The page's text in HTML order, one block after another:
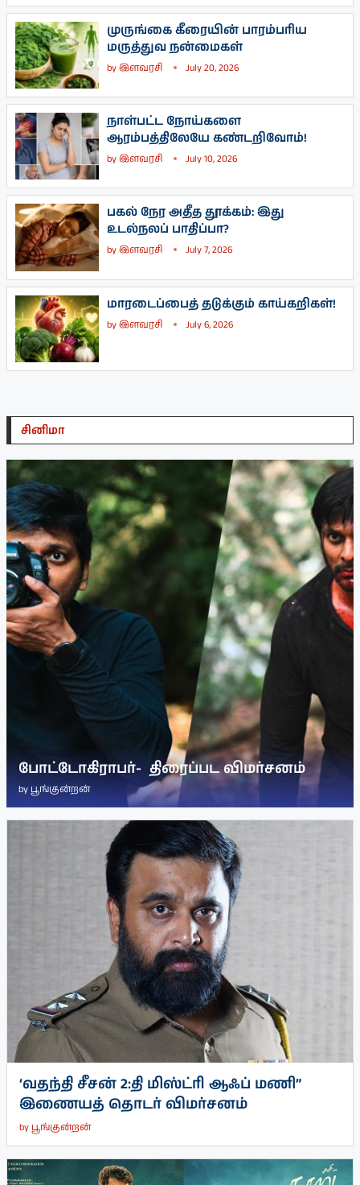
முருங்கை கீரையின் பாரம்பரிய
மருத்துவ நன்மைகள்
byஇளவரசி July 20, 2026
நாள்பட்ட நோய்களை
ஆரம்பத்திலேயே கண்டறிவோம்!
byஇளவரசி July 10, 2026
பகல் நேர அதீத தூக்கம்: இது
உடல்நலப் பாதிப்பா?
byஇளவரசி July 7, 2026
மாரடைப்பைத் தடுக்கும் காய்கறிகள்!
byஇளவரசி July 6, 2026
சினிமா
போட்டோகிராபர்- ‌ திரைப்பட விமர்சனம்
by பூங்குன்றன்
‘வதந்தி சீசன் 2:தி மிஸ்ட்ரி ஆஃப் மணி”
இணையத் தொடர் விமர்சனம்
by பூங்குன்றன்